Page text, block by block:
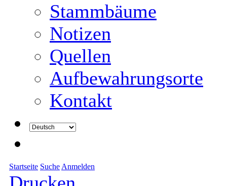
Stammbäume
Notizen
Quellen
Aufbewahrungsorte
Kontakt
Startseite Suche Anmelden